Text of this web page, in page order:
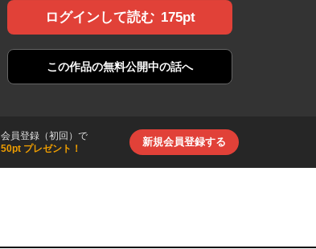
ログインして読む 175pt
この作品の無料公開中の話へ
会員登録（初回）で
50pt プレゼント！
新規会員登録する